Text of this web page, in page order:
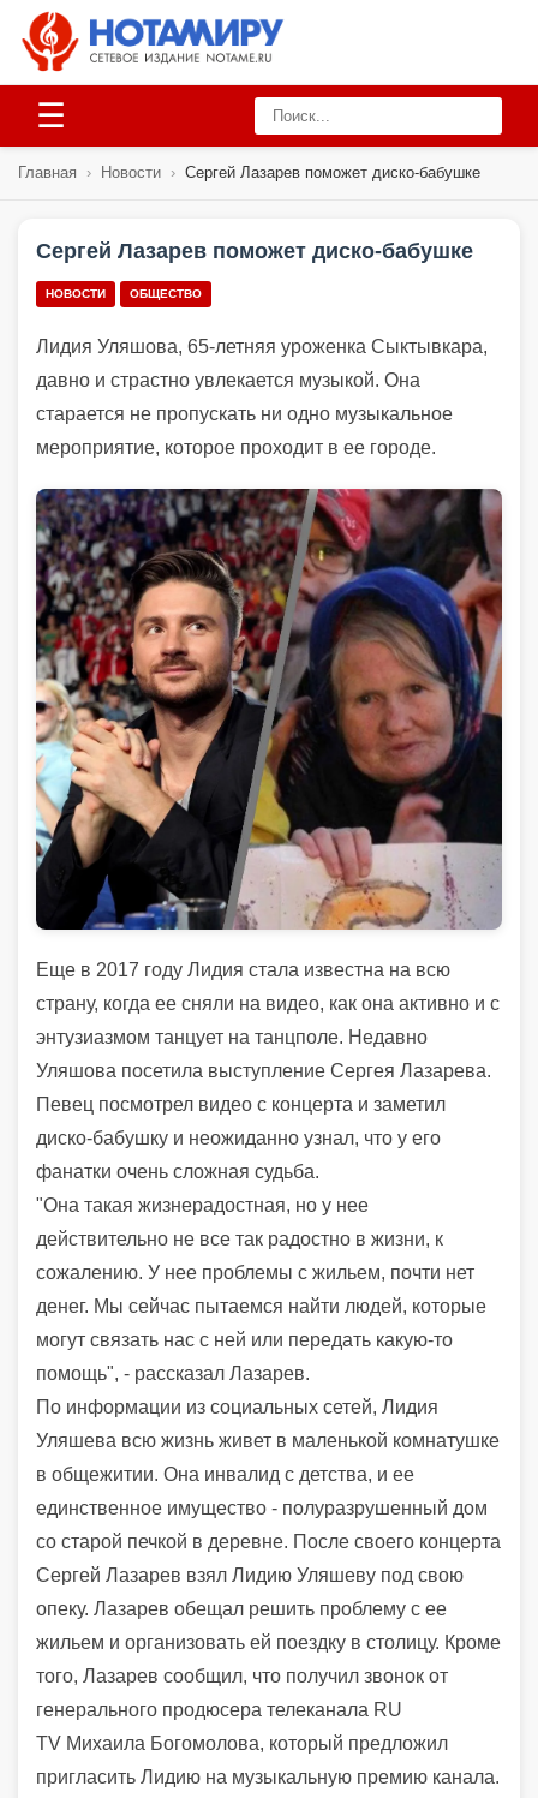
☰
Главная › Новости › Сергей Лазарев поможет диско-бабушке
Сергей Лазарев поможет диско-бабушке
НОВОСТИ ОБЩЕСТВО
Лидия Уляшова, 65-летняя уроженка Сыктывкара,
давно и страстно увлекается музыкой. Она
старается не пропускать ни одно музыкальное
мероприятие, которое проходит в ее городе.
Еще в 2017 году Лидия стала известна на всю
страну, когда ее сняли на видео, как она активно и с
энтузиазмом танцует на танцполе. Недавно
Уляшова посетила выступление Сергея Лазарева.
Певец посмотрел видео с концерта и заметил
диско-бабушку и неожиданно узнал, что у его
фанатки очень сложная судьба.
"Она такая жизнерадостная, но у нее
действительно не все так радостно в жизни, к
сожалению. У нее проблемы с жильем, почти нет
денег. Мы сейчас пытаемся найти людей, которые
могут связать нас с ней или передать какую-то
помощь", - рассказал Лазарев.
По информации из социальных сетей, Лидия
Уляшева всю жизнь живет в маленькой комнатушке
в общежитии. Она инвалид с детства, и ее
единственное имущество - полуразрушенный дом
со старой печкой в деревне. После своего концерта
Сергей Лазарев взял Лидию Уляшеву под свою
опеку. Лазарев обещал решить проблему с ее
жильем и организовать ей поездку в столицу. Кроме
того, Лазарев сообщил, что получил звонок от
генерального продюсера телеканала RU
TV Михаила Богомолова, который предложил
пригласить Лидию на музыкальную премию канала.